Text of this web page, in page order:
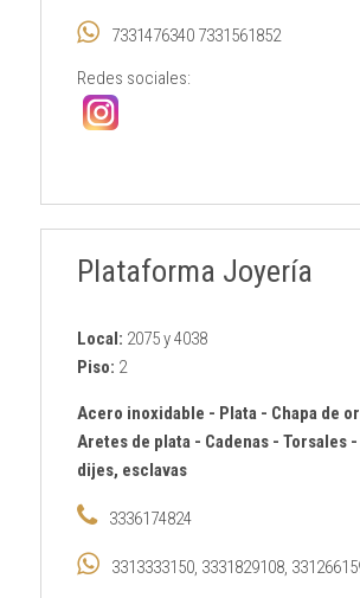
7331476340 7331561852
Redes sociales:
Plataforma Joyería
Local: 2075 y 4038
Piso: 2
Acero inoxidable - Plata- Chapa de
Aretes de plata- Cadenas- Torsales -
dijes, esclavas
3336174824
3313333150, 3331829108,